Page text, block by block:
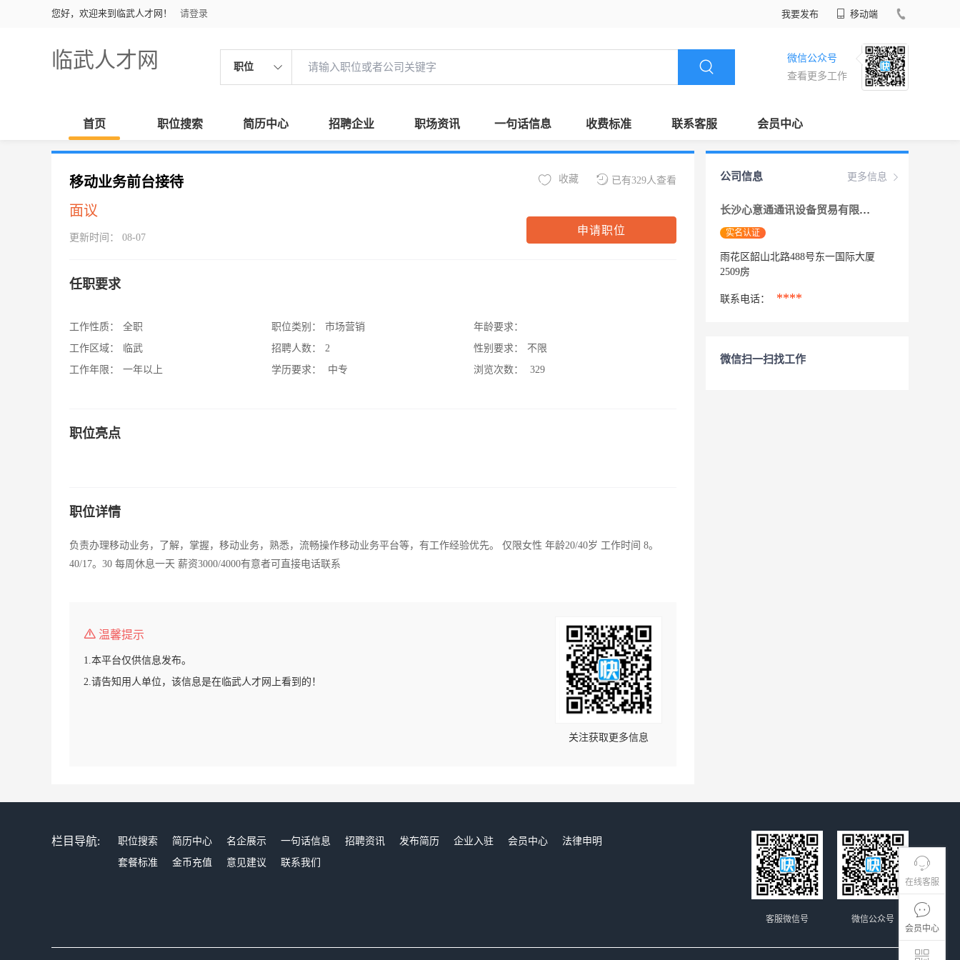
您好，欢迎来到临武人才网！ 请登录 我要发布 移动端
临武人才网 职位
微信公众号
查看更多工作
首页 职位搜索 简历中心 招聘企业 职场资讯 一句话信息 收费标准 联系客服 会员中心
在线客服
会员中心
移动业务前台接待
面议
更新时间： 08-07
已有329人查看
收藏
申请职位
任职要求
工作性质：
全职
工作区域：
临武
工作年限：
一年以上
职位类别：
市场营销
招聘人数：
2
学历要求：
中专
年龄要求：
性别要求：
不限
浏览次数：
329
职位亮点
职位详情
负责办理移动业务，了解，掌握，移动业务，熟悉，流畅操作移动业务平台等，有工作经验优先。 仅限女性 年龄20/40岁 工作时间 8。
40/17。30 每周休息一天 薪资3000/4000有意者可直接电话联系
温馨提示
1.本平台仅供信息发布。
2.请告知用人单位，该信息是在临武人才网上看到的！
关注获取更多信息
更多信息
公司信息
长沙心意通通讯设备贸易有限公司
实名认证
雨花区韶山北路488号东一国际大厦
2509房
联系电话： ****
微信扫一扫找工作
栏目导航: 职位搜索 简历中心 名企展示 一句话信息 招聘资讯 发布简历 企业入驻 会员中心
法律申明
套餐标准
金币充值 意见建议 联系我们
微信公众号
客服微信号